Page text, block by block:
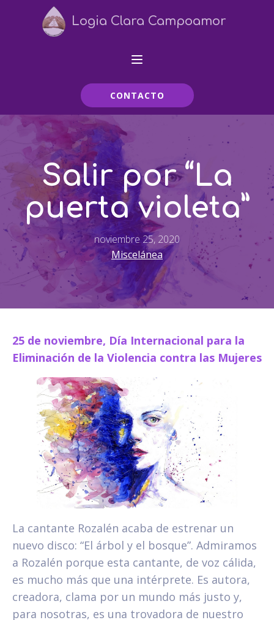
Logia Clara Campoamor
CONTACTO
Salir por “La
puerta violeta”
noviembre 25, 2020
Miscelánea
25 de noviembre, Día Internacional para la
Eliminación de la Violencia contra las Mujeres
La cantante Rozalén acaba de estrenar un
nuevo disco: “El árbol y el bosque”. Admiramos
a Rozalén porque esta cantante, de voz cálida,
es mucho más que una intérprete. Es autora,
creadora, clama por un mundo más justo y,
para nosotras, es una trovadora de nuestro